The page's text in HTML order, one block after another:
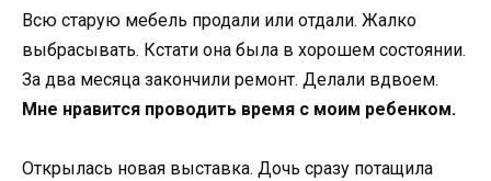
Всю старую мебель продали или отдали. Жалко
выбрасывать. Кстати она была в хорошем состоянии.
За два месяца закончили ремонт. Делали вдвоем.
Мне нравится проводить время с моим ребенком.
Открылась новая выставка. Дочь сразу потащила